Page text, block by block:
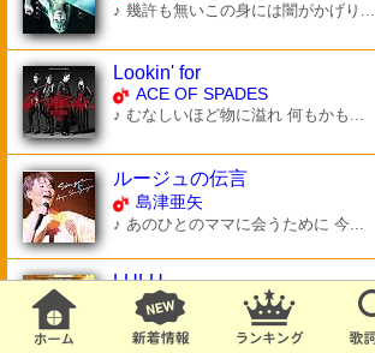
♪ 幾許も無いこの身には闇がかげり...
Lookin' for
ACE OF SPADES
♪ むなしいほど物に溢れ 何もかも...
ルージュの伝言
島津亜矢
♪ あのひとのママに会うために 今...
LULU
SIX LOUNGE
♪ 煤けてる窓の外 ぼんやり光が 透...